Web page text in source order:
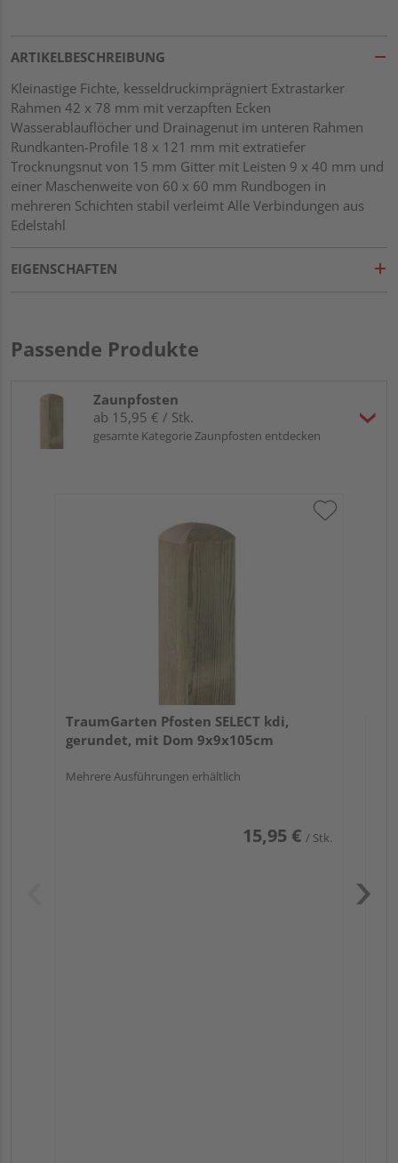
ARTIKELBESCHREIBUNG
Kleinastige Fichte, kesseldruckimprägniert Extrastarker
Rahmen 42 x 78 mm mit verzapften Ecken
Wasserablauflöcher und Drainagenut im unteren Rahmen
Rundkanten-Profile 18 x 121 mm mit extratiefer
Trocknungsnut von 15 mm Gitter mit Leisten 9 x 40 mm und
einer Maschenweite von 60 x 60 mm Rundbogen in
mehreren Schichten stabil verleimt Alle Verbindungen aus
Edelstahl
EIGENSCHAFTEN
Passende Produkte
Zaunpfosten
ab 15,95 € / Stk.
gesamte Kategorie Zaunpfosten entdecken
TraumGarten Pfosten SELECT kdi,
gerundet, mit Dom 9x9x105cm
Mehrere Ausführungen erhältlich
15,95 € / Stk.